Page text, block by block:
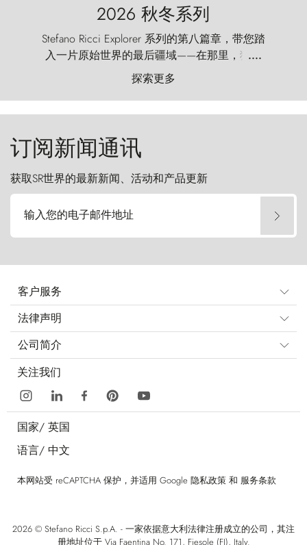
2026 秋冬系列
Stefano Ricci Explorer 系列的第八篇章，带您踏
入一片原始世界的最后疆域——在那里，狂风
以远古的怒号雕琢着自然，而百内塔（Torres
del Paine）则宛如石砌的哨兵，傲然向苍穹发
起挑战。
....
探索更多
订阅新闻通讯
获取SR世界的最新新闻、活动和产品更新
输入您的电子邮件地址
客户服务
法律声明
公司简介
关注我们
国家/ 英国
语言/ 中文
本网站受 reCAPTCHA 保护，并适用 Google 隐私政策 和 服务条款
2026 © Stefano Ricci S.p.A. - 一家依据意大利法律注册成立的公司，其注
册地址位于 Via Faentina No. 171, Fiesole (FI), Italy.